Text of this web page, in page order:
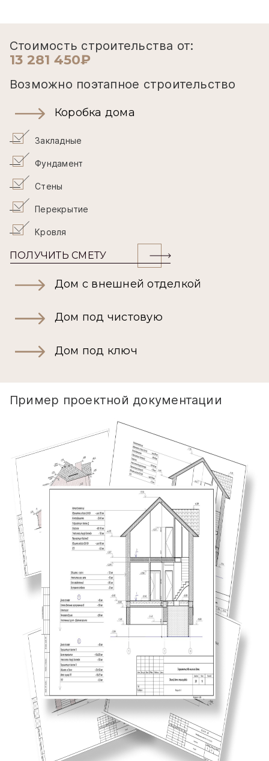
Стоимость строительства от:
13 281 450₽
Возможно поэтапное строительство
Коробка дома
Закладные
Фундамент
Стены
Перекрытие
Кровля
ПОЛУЧИТЬ СМЕТУ
Дом с внешней отделкой
Дом под чистовую
Дом под ключ
Пример проектной документации